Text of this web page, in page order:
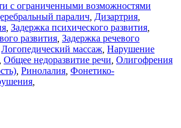
с ограниченными возможностями
паралич Дизартрия
Задержка психического развития
развития Задержка речевого
Логопедический массаж Нарушение
Общее недоразвитие речи Олигофрения
Ринолалия Фонетико-